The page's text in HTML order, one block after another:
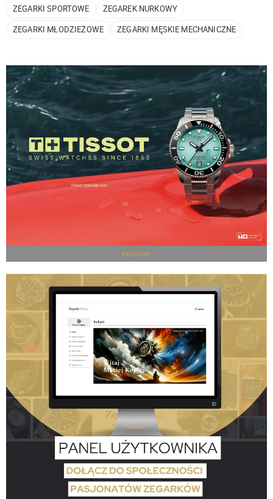
ZEGARKI SPORTOWE
ZEGAREK NURKOWY
ZEGARKI MŁODZIEŻOWE
ZEGARKI MĘSKIE MECHANICZNE
REKLAMA